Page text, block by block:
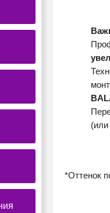
*Оттенок